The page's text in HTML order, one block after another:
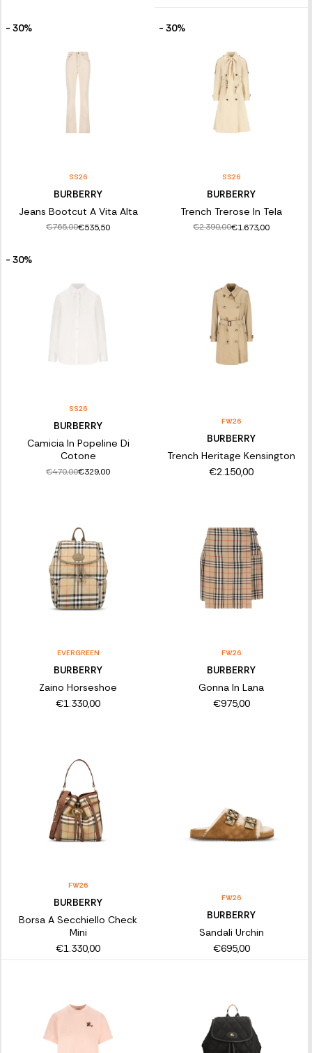
- 30%
SS26
BURBERRY
Jeans Bootcut A Vita Alta
€765,00€535,50
- 30%
SS26
BURBERRY
Trench Trerose In Tela
€2.390,00€1.673,00
- 30%
SS26
BURBERRY
Camicia In Popeline Di
Cotone
€470,00€329,00
FW26
BURBERRY
Trench Heritage Kensington
€2.150,00
EVERGREEN
BURBERRY
Zaino Horseshoe
€1.330,00
FW26
BURBERRY
Gonna In Lana
€975,00
FW26
BURBERRY
Borsa A Secchiello Check
Mini
€1.330,00
FW26
BURBERRY
Sandali Urchin
€695,00